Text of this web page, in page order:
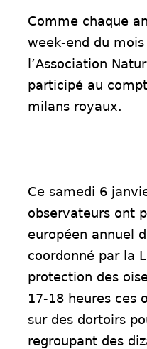
Comme chaque
week-end du
l’Association
participé au
milans royaux.
Ce samedi 6
observateurs ont
européen annuel
coordonné par la
protection des
17-18 heures ces
sur des dortoirs
regroupant des